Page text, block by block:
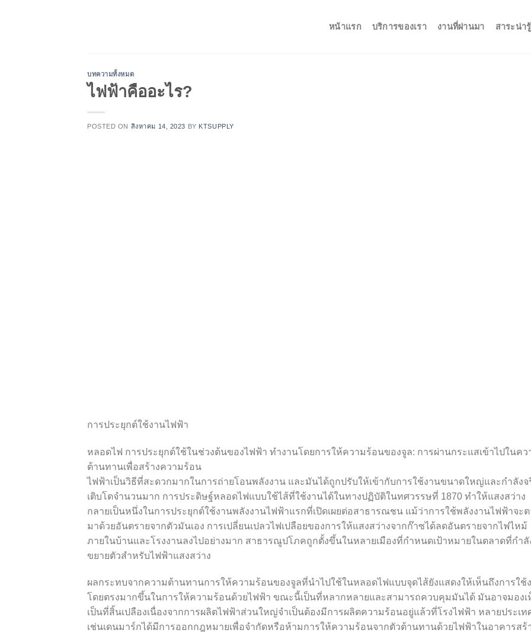
หน้าแรก บริการของเรา งานที่ผ่านมา สาระน่ารู้
บทความทั้งหมด
ไฟฟ้าคืออะไร?
POSTED ON สิงหาคม 14, 2023 BY KTSUPPLY
การประยุกต์ใช้งานไฟฟ้า
หลอดไฟ การประยุกต์ใช้ในช่วงต้นของไฟฟ้า ทำงานโดยการให้ความร้อนของจูล: การผ่านกระแสเข้าไปในคว
ต้านทานเพื่อสร้างความร้อน
ไฟฟ้าเป็นวิธีที่สะดวกมากในการถ่ายโอนพลังงาน และมันได้ถูกปรับให้เข้ากับการใช้งานขนาดใหญ่และกำลัง
เติบโตจำนวนมาก การประดิษฐ์หลอดไฟแบบใช้ไส้ที่ใช้งานได้ในทางปฏิบัติในทศวรรษที่ 1870 ทำให้​​แสงสว่าง
กลายเป็นหนึ่งในการประยุกต์ใช้งานพลังงานไฟฟ้าแรกที่เปิดเผยต่อสาธารณชน แม้ว่าการใช้พลังงานไฟฟ้าจะต
มาด้วยอันตรายจากตัวมันเอง การเปลี่ยนเปลวไฟเปลือยของการให้แสงสว่างจากก๊าซได้ลดอันตรายจากไฟไหม้
ภายในบ้านและโรงงานลงไปอย่างมาก สาธารณูปโภคถูกตั้งขึ้นในหลายเมืองที่กำหนดเป้​​าหมายในตลาดที่กำลั
ขยายตัวสำหรับไฟฟ้าแสงสว่าง
ผลกระทบจากความต้านทานการให้ความร้อนของจูลที่นำไปใช้ในหลอดไฟแบบจุดไส้ยังแสดงให้เห็นถึงการใช้
โดยตรงมากขึ้นในการให้ความร้อนด้วยไฟฟ้า ขณะนี้เป็นที่หลากหลายและสามารถควบคุมมันได้ มันอาจมองเ
เป็นที่สิ้นเปลืองเนื่องจากการผลิตไฟฟ้าส่วนใหญ่จำเป็นต้องมีการผลิตความร้อนอยู่แล้วที่โรงไฟฟ้า หลายประเท
เช่นเดนมาร์กได้มีการออกกฎหมายเพื่อจำกัดหรือห้ามการให้ความร้อนจากตัวต้านทานด้วยไฟฟ้าในอาคารสร้